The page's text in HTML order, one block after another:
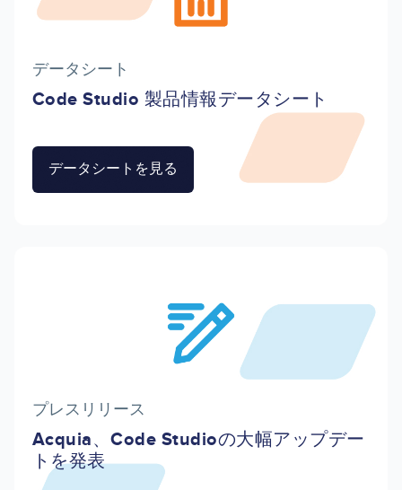
データシート
Code Studio 製品情報データシート
データシートを見る
プレスリリース
Acquia、Code Studioの大幅アップデー
トを発表